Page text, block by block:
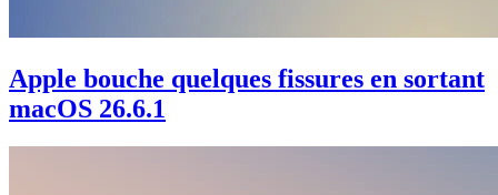
Apple bouche quelques fissures en sortant
macOS 26.6.1